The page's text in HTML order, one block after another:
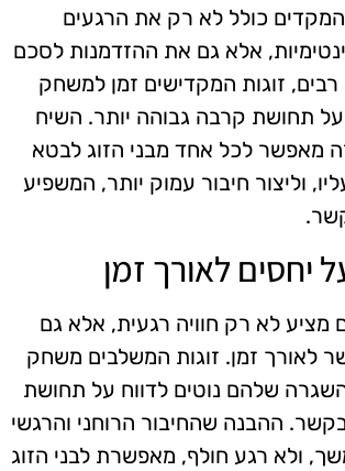
כולל לא רק את הרגעים
אלא גם את ההזדמנות לסכם
זוגות המקדישים זמן למשחק
על תחושת קרבה גבוהה יותר. השיח
מאפשר לכל אחד מבני הזוג לבטא
וליצור חיבור עמוק יותר, המשפיע
יחסים לאורך זמן
לא רק חוויה רגעית, אלא גם
לאורך זמן. זוגות המשלבים משחק
שלהם נוטים לדווח על תחושת
בקשר. ההבנה שהחיבור הרוחני והרגשי
ולא רגע חולף, מאפשרת לבני הזוג